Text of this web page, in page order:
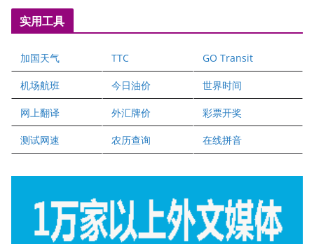
国际注册执业营养师公会
爱德华连锁酒店万锦分店
健健宝公司
二十一世纪美联地产公司
全球趋势移民留学
盛达资本
正点印艺设计
实用工具
加国天气 TTC GO Transit
机场航班 今日油价 世界时间
网上翻译 外汇牌价 彩票开奖
测试网速 农历查询 在线拼音